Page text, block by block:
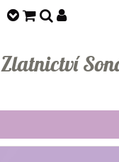
Zlatnictví